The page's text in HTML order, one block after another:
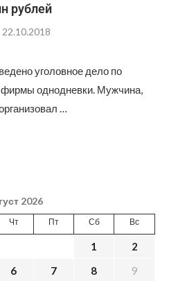
рублей
22.10.2018
уголовное дело по
фирмы однодневки. Мужчина,
…
2026
Чт Пт Сб Вс
1
2
6 7 8
9